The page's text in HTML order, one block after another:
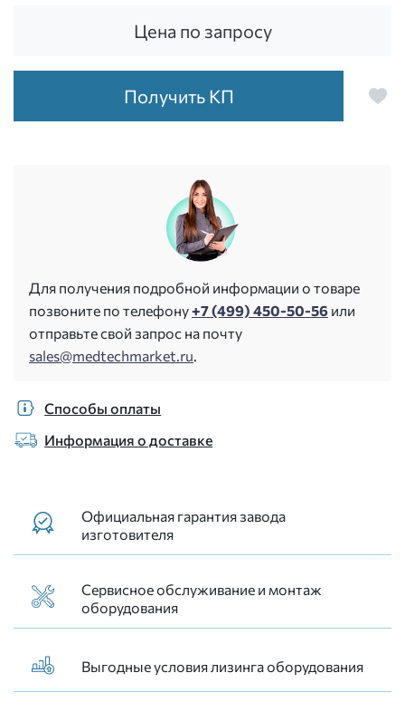
Цена по запросу
Получить КП
Для получения подробной информации о товаре
позвоните по телефону+7 (499) 450-50-56 или
отправьте свой запрос на почту
sales@medtechmarket.ru.
Способы оплаты
Информация о доставке
Официальная гарантия завода
изготовителя
Сервисное обслуживание и монтаж
оборудования
Выгодные условия лизинга оборудования